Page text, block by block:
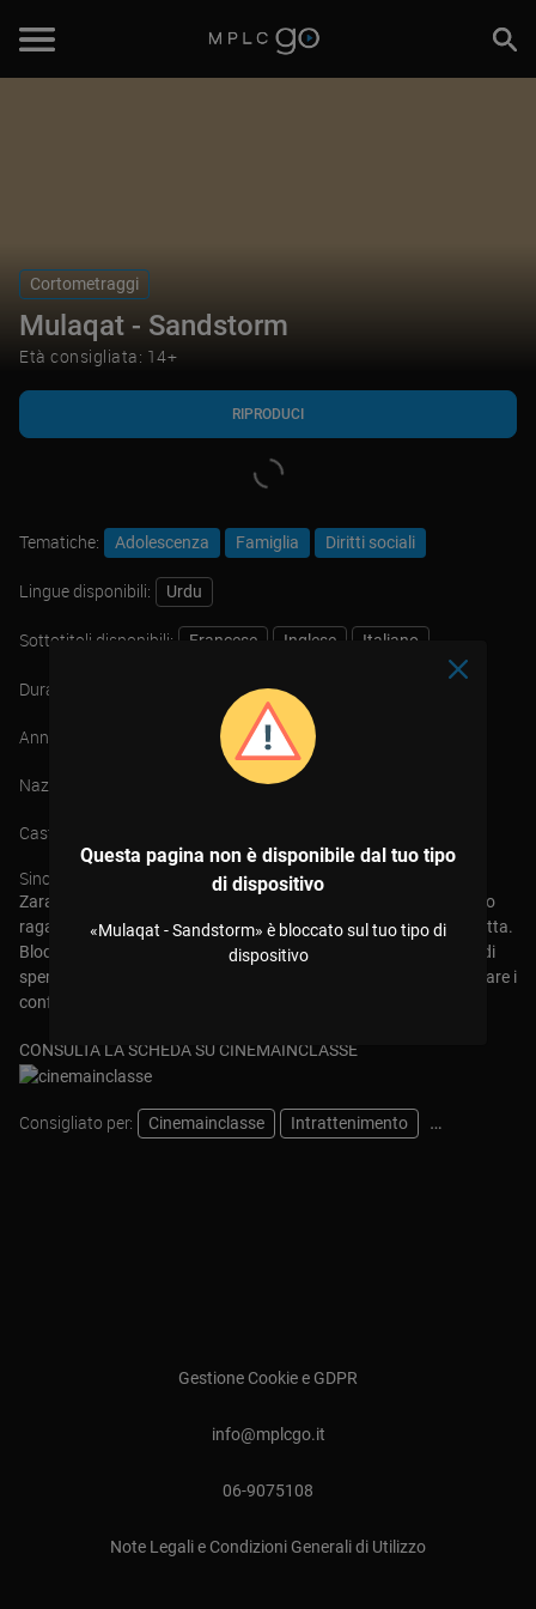
Questa pagina non è disponibile dal tuo tipo
di dispositivo
«Mulaqat - Sandstorm» è bloccato sul tuo tipo di
dispositivo
Cortometraggi
Mulaqat - Sandstorm
Età consigliata: 14+
RIPRODUCI
Tematiche: Adolescenza Famiglia Diritti sociali
Lingue disponibili: Urdu
Sottotitoli disponibili: Francese Inglese Italiano
Durata:
Anno:
Nazione:
Cast:
Sinossi:
Zara, una studentessa di Karachi (Pakistan), condivide con il suo
ragazzo virtuale un video con una danza sensuale, ma lui la ricatta.
Bloccata tra il comportamento manipolatore di lui e il desiderio di
sperimentare l’amore a modo suo, Zara cerca la forza per superare i
confini della società patriarcale.
CONSULTA LA SCHEDA SU CINEMAINCLASSE
Consigliato per: Cinemainclasse Intrattenimento Pastorale
Gestione Cookie e GDPR
info@mplcgo.it
06-9075108
Note Legali e Condizioni Generali di Utilizzo